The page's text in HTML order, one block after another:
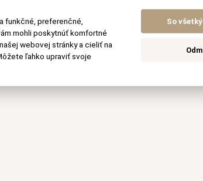
funkčné, preferenčné,
mohli poskytnúť komfortné
webovej stránky a cieliť na
ľahko upraviť svoje
So